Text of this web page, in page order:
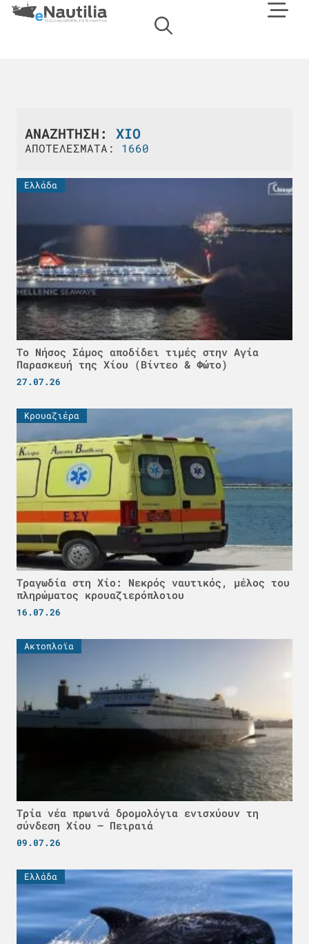
ΑΝΑΖΗΤΗΣΗ: ΧΊΟ
ΑΠΟΤΕΛΕΣΜΑΤΑ: 1660
Ελλάδα
Το Νήσος Σάμος αποδίδει τιμές στην Αγία
Παρασκευή της Χίου (Βίντεο & Φώτο)
27.07.26
Κρουαζιέρα
Τραγωδία στη Χίο: Νεκρός ναυτικός, μέλος του
πληρώματος κρουαζιερόπλοιου
16.07.26
Ακτοπλοϊα
Τρία νέα πρωινά δρομολόγια ενισχύουν τη
σύνδεση Χίου – Πειραιά
09.07.26
Ελλάδα